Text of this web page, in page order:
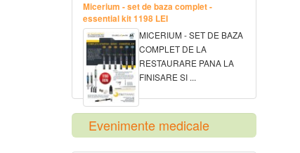
Micerium - set de baza complet -
essential kit 1198 LEI
MICERIUM - SET DE BAZA
COMPLET DE LA
RESTAURARE PANA LA
FINISARE SI ...
Evenimente medicale